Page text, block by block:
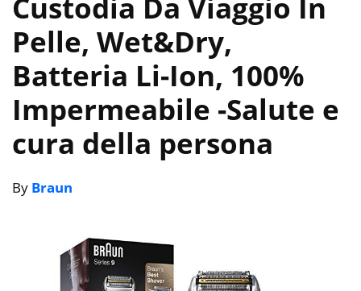
Custodia Da Viaggio In
Pelle, Wet&Dry,
Batteria Li-Ion, 100%
Impermeabile -Salute e
cura della persona
By Braun